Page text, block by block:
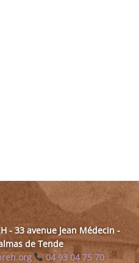
- 33 avenue Jean Médecin -
de Tende
04 93 04 75 70